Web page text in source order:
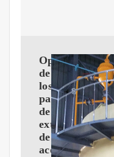
Optimización
de
los
parámetros
de
extracción
de
aceite